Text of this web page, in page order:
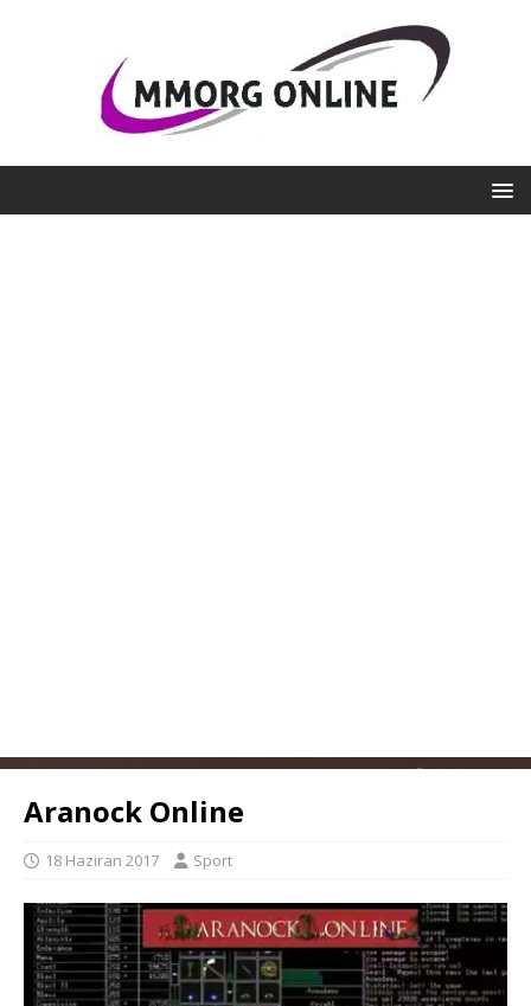
Aranock Online
18 Haziran 2017 Sport